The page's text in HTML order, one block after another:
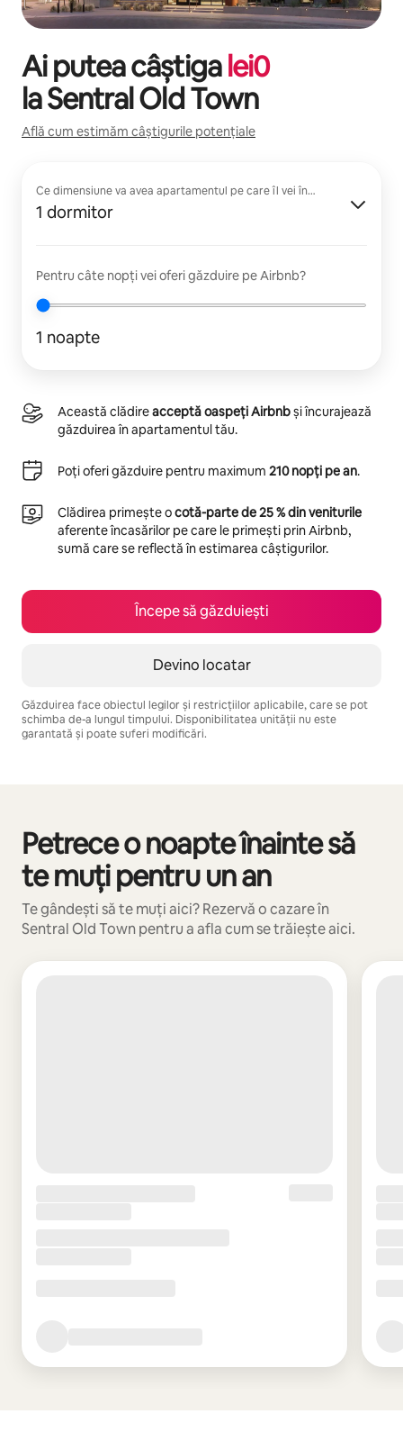
Ai putea câștigalei0
laSentral Old Town
Află cum estimăm câștigurile potențiale
Ce dimensiune va avea apartamentul pe care îl vei închiria?
1 dormitor
Pentru câte nopți vei oferi găzduire pe Airbnb?
1 noapte
Această clădireacceptă oaspeți Airbnbși încurajează
găzduirea în apartamentul tău.
Poți oferi găzduire pentru maximum 210 nopți pe an.
Clădirea primește ocotă-parte de 25 % din veniturile
aferente încasărilor pe care le primești prin Airbnb,
sumă care se reflectă în estimarea câștigurilor.
Începe să găzduiești
Devino locatar
Găzduirea face obiectul legilor și restricțiilor aplicabile, care se pot
schimba de-a lungul timpului. Disponibilitatea unității nu este
garantată și poate suferi modificări.
Petrece o noapte înainte să
te muți pentru un an
Te gândești să te muți aici? Rezervă o cazare în
Sentral Old Town pentru a afla cum se trăiește aici.
Se afișează 0 din 0 elemente